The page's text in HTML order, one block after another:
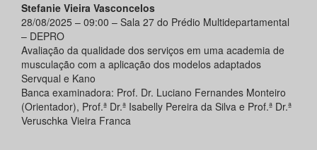
Stefanie Vieira Vasconcelos
28/08/2025 – 09:00 – Sala 27 do Prédio Multidepartamental
– DEPRO
Avaliação da qualidade dos serviços em uma academia de
musculação com a aplicação dos modelos adaptados
Servqual e Kano
Banca examinadora: Prof. Dr. Luciano Fernandes Monteiro
(Orientador), Prof.ª Dr.ª Isabelly Pereira da Silva e Prof.ª Dr.ª
Veruschka Vieira Franca